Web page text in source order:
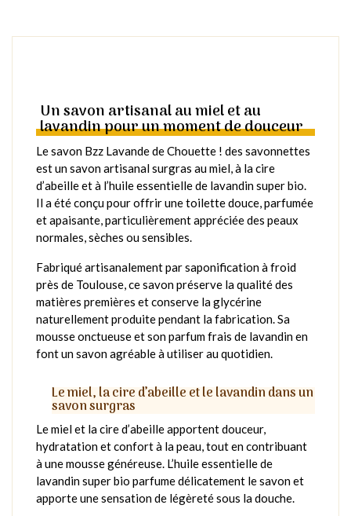
Un savon artisanal au miel et au
lavandin pour un moment de douceur
Le savon Bzz Lavande de Chouette ! des savonnettes
est un savon artisanal surgras au miel, à la cire
d’abeille et à l’huile essentielle de lavandin super bio.
Il a été conçu pour offrir une toilette douce, parfumée
et apaisante, particulièrement appréciée des peaux
normales, sèches ou sensibles.
Fabriqué artisanalement par saponification à froid
près de Toulouse, ce savon préserve la qualité des
matières premières et conserve la glycérine
naturellement produite pendant la fabrication. Sa
mousse onctueuse et son parfum frais de lavandin en
font un savon agréable à utiliser au quotidien.
Le miel, la cire d’abeille et le lavandin dans un
savon surgras
Le miel et la cire d’abeille apportent douceur,
hydratation et confort à la peau, tout en contribuant
à une mousse généreuse. L’huile essentielle de
lavandin super bio parfume délicatement le savon et
apporte une sensation de légèreté sous la douche.